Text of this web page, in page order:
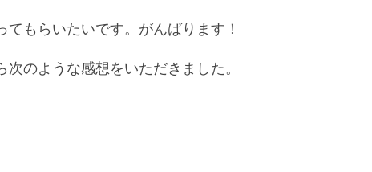
もらいたいです。がんばります！
のような感想をいただきました。